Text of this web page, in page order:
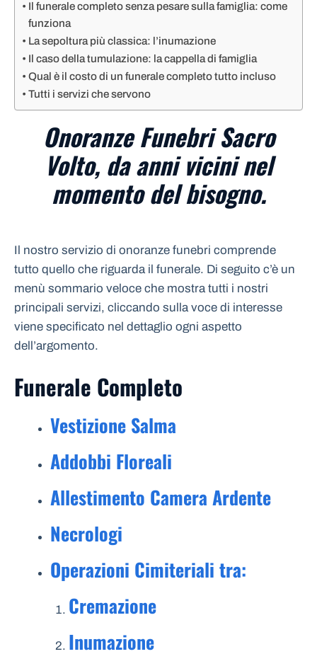
Il funerale completo senza pesare sulla famiglia: come
funziona
La sepoltura più classica: l’inumazione
Il caso della tumulazione: la cappella di famiglia
Qual è il costo di un funerale completo tutto incluso
Tutti i servizi che servono
Onoranze Funebri Sacro
Volto, da anni vicini nel
momento del bisogno.
Il nostro servizio di onoranze funebri comprende
tutto quello che riguarda il funerale. Di seguito c’è un
menù sommario veloce che mostra tutti i nostri
principali servizi, cliccando sulla voce di interesse
viene specificato nel dettaglio ogni aspetto
dell’argomento.
Funerale Completo
Vestizione Salma
Addobbi Floreali
Allestimento Camera Ardente
Necrologi
Operazioni Cimiteriali tra:
Cremazione
Inumazione